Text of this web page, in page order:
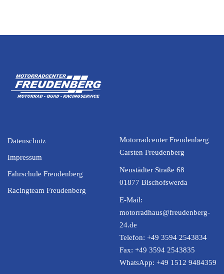
Datenschutz
Impressum
Fahrschule Freudenberg
Racingteam Freudenberg
Motorradcenter Freudenberg
Carsten Freudenberg
Neustädter Straße 68
01877 Bischofswerda
E-Mail:
motorradhaus@freudenberg-
24.de
Telefon: +49 3594 2543834
Fax: +49 3594 2543835
WhatsApp: +49 1512 9484359